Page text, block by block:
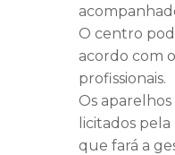
O centro
acordo com
profissionais.
Os
licitados
que fará a